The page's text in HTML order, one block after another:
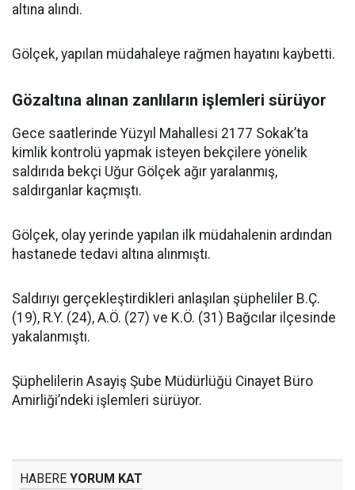
altına alındı.
Gölçek, yapılan müdahaleye rağmen hayatını kaybetti.
Gözaltına alınan zanlıların işlemleri sürüyor
Gece saatlerinde Yüzyıl Mahallesi 2177 Sokak’ta
kimlik kontrolü yapmak isteyen bekçilere yönelik
saldırıda bekçi Uğur Gölçek ağır yaralanmış,
saldırganlar kaçmıştı.
Gölçek, olay yerinde yapılan ilk müdahalenin ardından
hastanede tedavi altına alınmıştı.
Saldırıyı gerçekleştirdikleri anlaşılan şüpheliler B.Ç.
(19), R.Y. (24), A.Ö. (27) ve K.Ö. (31) Bağcılar ilçesinde
yakalanmıştı.
Şüphelilerin Asayiş Şube Müdürlüğü Cinayet Büro
Amirliği’ndeki işlemleri sürüyor.
HABERE YORUM KAT